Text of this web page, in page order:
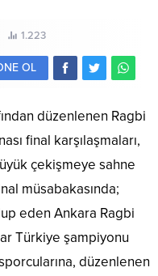
1.223
OL
düzenlenen Ragbi
final karşılaşmaları,
çekişmeye sahne
müsabakasında;
eden Ankara Ragbi
Türkiye şampiyonu
düzenlenen